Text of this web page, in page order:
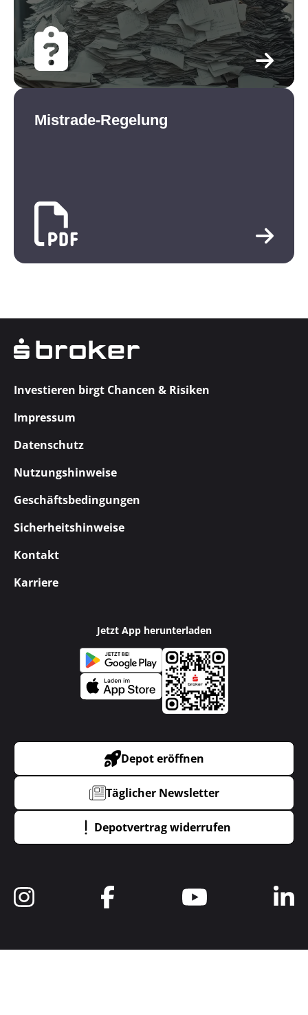
Mistrade-Regelung
Investieren birgt Chancen & Risiken
Impressum
Datenschutz
Nutzungshinweise
Geschäftsbedingungen
Sicherheitshinweise
Kontakt
Karriere
Jetzt App herunterladen
Depot eröffnen
Täglicher Newsletter
Depotvertrag widerrufen